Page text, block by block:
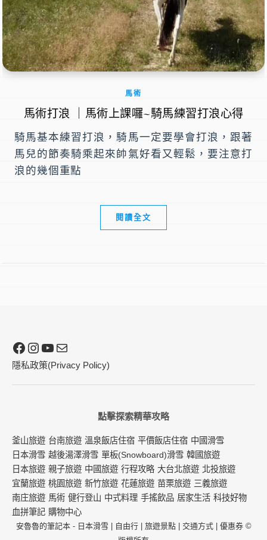
馬術
馬術打浪 ｜馬術上課囉~騎馬練習打浪心得
騎馬基本練習打浪，騎馬一定要學會打浪，跟著
馬兒的節奏騎乘起來帥氣好看又輕鬆，要注意打
浪的幾個重點
閱讀全文
Facebook
Instagram
YouTube電子郵件
隱私政策(Privacy Policy)
點擊探索精華攻略
釜山旅遊 台南旅遊 溫泉飯店住宿 平價飯店住宿 中國滑雪
日本滑雪 越後湯澤滑雪 單板(Snowboard)滑雪 韓國旅遊
日本旅遊 親子旅遊 中國旅遊 行程攻略 大台北旅遊 北投旅遊
宜蘭旅遊 桃園旅遊 新竹旅遊 花蓮旅遊 苗栗旅遊 三義旅遊
南庄旅遊 馬術 健行登山 中式料理 手搖飲品 居家生活 科技好物
血拼筆記 購物中心
安魯魯的筆記本 - 日本滑雪 | 自由行 | 旅遊景點 | 交通方式 | 優惠券©